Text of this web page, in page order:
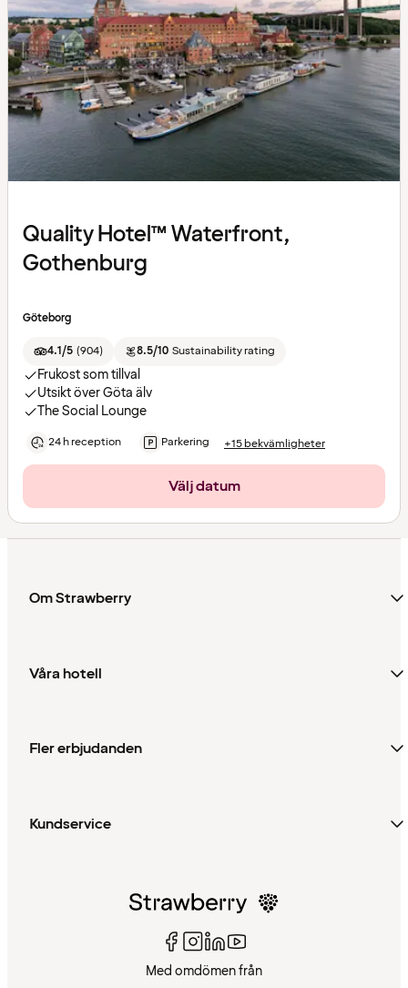
Quality Hotel™ Waterfront,
Gothenburg
Göteborg
4.1/5 (904) 8.5/10 Sustainability rating
Frukost som tillval
Utsikt över Göta älv
The Social Lounge
24 h reception Parkering +15 bekvämligheter
Välj datum
Om Strawberry
Våra hotell
Fler erbjudanden
Kundservice
Med omdömen från